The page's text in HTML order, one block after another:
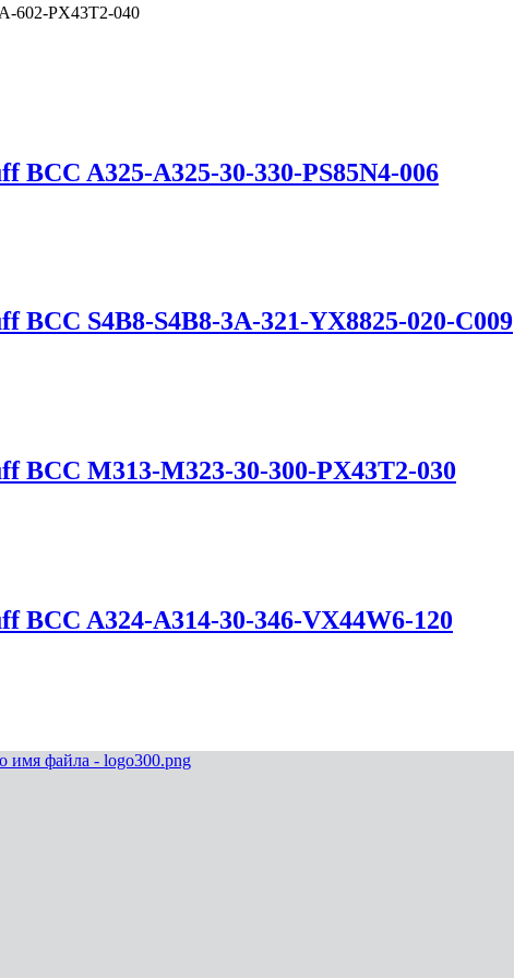
602-PX43T2-040
A325-A325-30-330-PS85N4-006
S4B8-S4B8-3A-321-YX8825-020-C009
BCC M313-M323-30-300-PX43T2-030
BCC A324-A314-30-346-VX44W6-120